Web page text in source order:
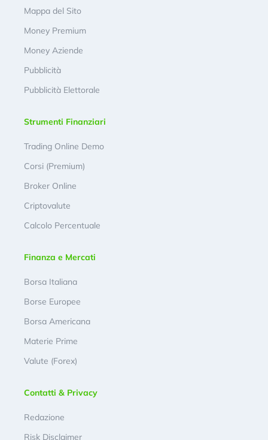
Mappa del Sito
Money Premium
Money Aziende
Pubblicità
Pubblicità Elettorale
Strumenti Finanziari
Trading Online Demo
Corsi (Premium)
Broker Online
Criptovalute
Calcolo Percentuale
Finanza e Mercati
Borsa Italiana
Borse Europee
Borsa Americana
Materie Prime
Valute (Forex)
Contatti & Privacy
Redazione
Risk Disclaimer